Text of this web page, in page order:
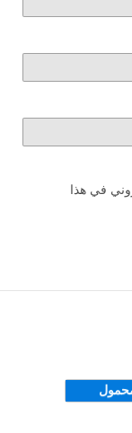
في هذا